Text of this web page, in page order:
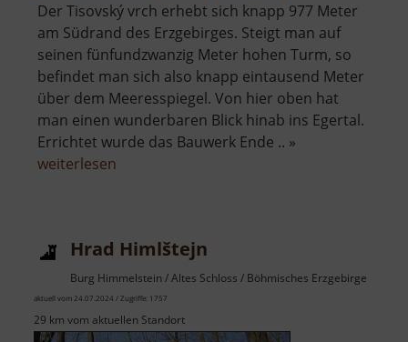
Der Tisovský vrch erhebt sich knapp 977 Meter
am Südrand des Erzgebirges. Steigt man auf
seinen fünfundzwanzig Meter hohen Turm, so
befindet man sich also knapp eintausend Meter
über dem Meeresspiegel. Von hier oben hat
man einen wunderbaren Blick hinab ins Egertal.
Errichtet wurde das Bauwerk Ende .. »
weiterlesen
Hrad Himlštejn
Burg Himmelstein / Altes Schloss / Böhmisches Erzgebirge
aktuell vom 24.07.2024 / Zugriffe: 1757
29 km vom aktuellen Standort